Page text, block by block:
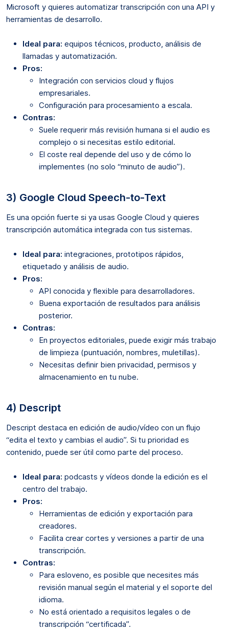
Microsoft y quieres automatizar transcripción con una API y
herramientas de desarrollo.
Ideal para: equipos técnicos, producto, análisis de
llamadas y automatización.
Pros:
Integración con servicios cloud y flujos
empresariales.
Configuración para procesamiento a escala.
Contras:
Suele requerir más revisión humana si el audio es
complejo o si necesitas estilo editorial.
El coste real depende del uso y de cómo lo
implementes (no solo “minuto de audio”).
3) Google Cloud Speech-to-Text
Es una opción fuerte si ya usas Google Cloud y quieres
transcripción automática integrada con tus sistemas.
Ideal para: integraciones, prototipos rápidos,
etiquetado y análisis de audio.
Pros:
API conocida y flexible para desarrolladores.
Buena exportación de resultados para análisis
posterior.
Contras:
En proyectos editoriales, puede exigir más trabajo
de limpieza (puntuación, nombres, muletillas).
Necesitas definir bien privacidad, permisos y
almacenamiento en tu nube.
4) Descript
Descript destaca en edición de audio/vídeo con un flujo
“edita el texto y cambias el audio”. Si tu prioridad es
contenido, puede ser útil como parte del proceso.
Ideal para: podcasts y vídeos donde la edición es el
centro del trabajo.
Pros:
Herramientas de edición y exportación para
creadores.
Facilita crear cortes y versiones a partir de una
transcripción.
Contras:
Para esloveno, es posible que necesites más
revisión manual según el material y el soporte del
idioma.
No está orientado a requisitos legales o de
transcripción “certificada”.